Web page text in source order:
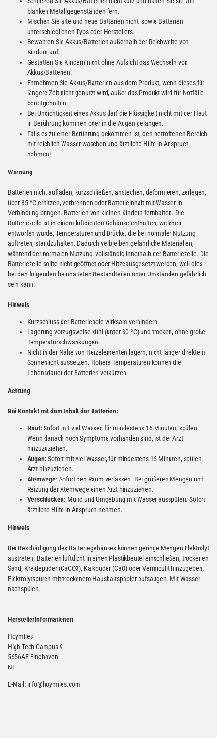
blanken Metallgegenständen fern.
Mischen Sie alte und neue Batterien nicht, sowie Batterien
unterschiedlichen Typs oder Herstellers.
Bewahren Sie Akkus/Batterien außerhalb der Reichweite von
Kindern auf.
Gestatten Sie Kindern nicht ohne Aufsicht das Wechseln von
Akkus/Batterien.
Entnehmen Sie Akkus/Batterien aus dem Produkt, wenn dieses für
längere Zeit nicht genutzt wird, außer das Produkt wird für Notfälle
bereitgehalten.
Bei Undichtigkeit eines Akkus darf die Flüssigkeit nicht mit der Haut
in Berührung kommen oder in die Augen gelangen.
Falls es zu einer Berührung gekommen ist, den betroffenen Bereich
mit reichlich Wasser waschen und ärztliche Hilfe in Anspruch
nehmen!
Warnung
Batterien nicht aufladen, kurzschließen, anstechen, deformieren, zerlegen,
über 85 ºC erhitzen, verbrennen oder Batterieinhalt mit Wasser in
Verbindung bringen. Batterien von kleinen Kindern fernhalten. Die
Batteriezelle ist in einem luftdichten Gehäuse enthalten, welches
entworfen wurde, Temperaturen und Drücke, die bei normaler Nutzung
auftreten, standzuhalten. Dadurch verbleiben gefährliche Materialien,
während der normalen Nutzung, vollständig innerhalb der Batteriezelle. Die
Batteriezelle sollte nicht geöffnet oder Hitzeausgesetzt werden, weil dies
bei den folgenden beinhalteten Bestandteilen unter Umständen gefährlich
sein kann.
Hinweis
Kurzschluss der Batteriepole wirksam verhindern.
Lagerung vorzugsweise kühl (unter 30 ºC) und trocken, ohne große
Temperaturschwankungen.
Nicht in der Nähe von Heizelementen lagern, nicht länger direktem
Sonnenlicht aussetzen. Höhere Temperaturen können die
Lebensdauer der Batterien verkürzen.
Achtung
Bei Kontakt mit dem Inhalt der Batterien:
Haut: Sofort mit viel Wasser, für mindestens 15 Minuten, spülen.
Wenn danach noch Symptome vorhanden sind, ist der Arzt
hinzuzuziehen.
Augen: Sofort mit viel Wasser, für mindestens 15 Minuten, spülen.
Arzt hinzuziehen.
Atemwege: Sofort den Raum verlassen. Bei größeren Mengen und
Reizung der Atemwege einen Arzt hinzuziehen.
Verschlucken: Mund und Umgebung mit Wasser ausspülen. Sofort
ärztliche Hilfe in Anspruch nehmen.
Hinweis
Bei Beschädigung des Batteriegehäuses können geringe Mengen Elektrolyt
austreten. Batterien luftdicht in einen Plastikbeutel einschließen, trockenen
Sand, Kreidepuder (CaCO3), Kalkpuder (CaO) oder Vermiculit hinzugeben.
Elektrolytspuren mit trockenem Haushaltspapier aufsaugen. Mit Wasser
nachspülen.
Herstellerinformationen
Hoymiles
High Tech Campus 9
5656AE Eindhoven
NL
E-Mail: info@hoymiles.com